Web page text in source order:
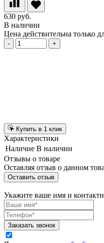
630 руб.
В наличии
Цена действительна только
- +
Купить в 1 клик
Характеристики
Наличие В наличии
Отзывы о товаре
Оставляя отзыв о данном
Оставить отзыв
Укажите ваше имя и
Заказать звонок